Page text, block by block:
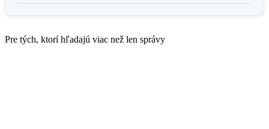
Pre tých, ktorí hľadajú viac než len správy